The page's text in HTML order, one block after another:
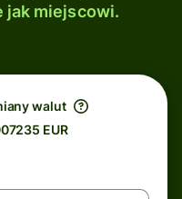
jak miejscowi.
walut
EUR